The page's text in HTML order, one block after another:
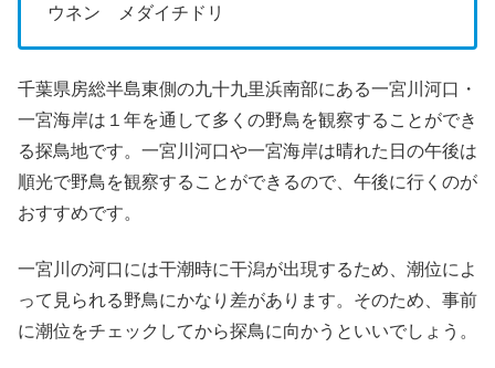
ウネン メダイチドリ
千葉県房総半島東側の九十九里浜南部にある一宮川河口・
一宮海岸は１年を通して多くの野鳥を観察することができ
る探鳥地です。一宮川河口や一宮海岸は晴れた日の午後は
順光で野鳥を観察することができるので、午後に行くのが
おすすめです。
一宮川の河口には干潮時に干潟が出現するため、潮位によ
って見られる野鳥にかなり差があります。そのため、事前
に潮位をチェックしてから探鳥に向かうといいでしょう。